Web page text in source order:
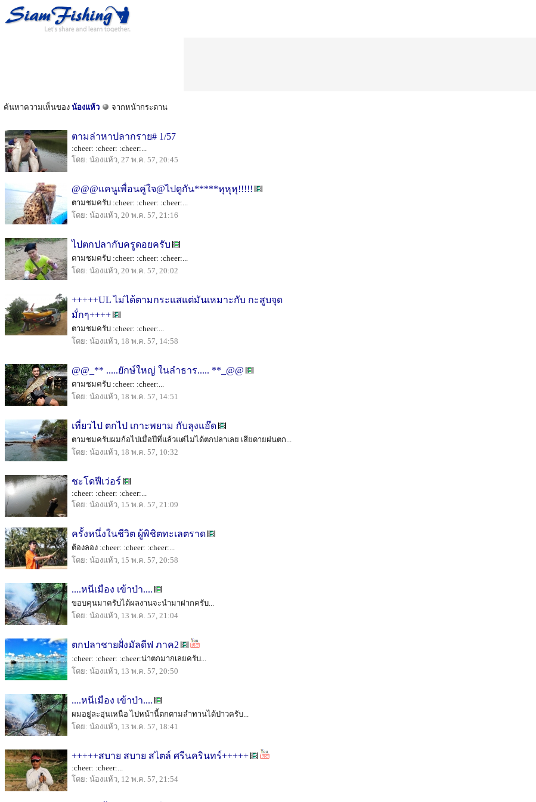
ค้นหาความเห็นของ น้องแห้ว จากหน้ากระดาน
ตามล่าหาปลากราย# 1/57
:cheer: :cheer: :cheer:...
โดย: น้องแห้ว, 27 พ.ค. 57, 20:45
@@@แคนูเพื่อนคู่ใจ@ไปดูกัน*****หุหุหุ!!!!!
ตามชมครับ :cheer: :cheer: :cheer:...
โดย: น้องแห้ว, 20 พ.ค. 57, 21:16
ไปตกปลากับครูดอยครับ
ตามชมครับ :cheer: :cheer: :cheer:...
โดย: น้องแห้ว, 20 พ.ค. 57, 20:02
+++++UL ไม่ได้ตามกระแสแต่มันเหมาะกับ กะสูบจุด
มั่กๆ++++
ตามชมครับ :cheer: :cheer:...
โดย: น้องแห้ว, 18 พ.ค. 57, 14:58
@@_** .....ยักษ์ใหญ่ ในลำธาร..... **_@@
ตามชมครับ :cheer: :cheer:...
โดย: น้องแห้ว, 18 พ.ค. 57, 14:51
เที่ยวไป ตกไป เกาะพยาม กับลุงแอ๊ด
ตามชมครับผมก้อไปเมื่อปีที่แล้วแต่ไม่ได้ตกปลาเลย เสียดายฝนตก...
โดย: น้องแห้ว, 18 พ.ค. 57, 10:32
ชะโดฟีเว่อร์
:cheer: :cheer: :cheer:...
โดย: น้องแห้ว, 15 พ.ค. 57, 21:09
ครั้งหนึ่งในชีวิต ผู้พิชิตทะเลตราด
ต้องลอง :cheer: :cheer: :cheer:...
โดย: น้องแห้ว, 15 พ.ค. 57, 20:58
....หนีเมือง เข้าป่า....
ขอบคุนมาครับได้ผลงานจะนำมาฝากครับ...
โดย: น้องแห้ว, 13 พ.ค. 57, 21:04
ตกปลาชายฝั่งมัลดีฟ ภาค2
:cheer: :cheer: :cheer:น่าตกมากเลยครับ...
โดย: น้องแห้ว, 13 พ.ค. 57, 20:50
....หนีเมือง เข้าป่า....
ผมอยู่ละอุ่นเหนือ ไปหน้านี้ตกตามลำทานได้ป่าวครับ...
โดย: น้องแห้ว, 13 พ.ค. 57, 18:41
+++++สบาย สบาย สไตล์ ศรีนครินทร์+++++
:cheer: :cheer:...
โดย: น้องแห้ว, 12 พ.ค. 57, 21:54